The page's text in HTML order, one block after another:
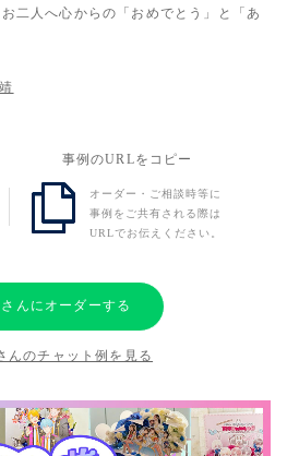
二人へ心からの「おめでとう」と「あ
事例のURLをコピー
オーダー・ご相談時等に
事例をご共有される際は
URLでお伝えください。
んにオーダーする
んのチャット例を見る